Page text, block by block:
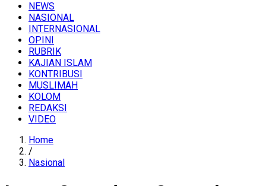
NEWS
NASIONAL
INTERNASIONAL
OPINI
RUBRIK
KAJIAN ISLAM
KONTRIBUSI
MUSLIMAH
KOLOM
REDAKSI
VIDEO
Home
/
Nasional